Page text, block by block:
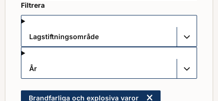
Filtrera
Lagstiftningsområde
År
Brandfarliga och explosiva varor